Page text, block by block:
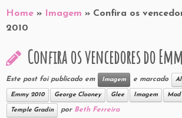
to
content
Home » Imagem » Confira os
2010
Confira os vencedores do
Este post foi publicado em Imagem e marcado
Emmy 2010 George Clooney Glee Imagem Mad
Temple Gradin por Beth Ferreira